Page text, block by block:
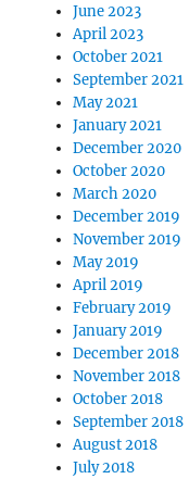
June 2023
April 2023
October 2021
September 2021
May 2021
January 2021
December 2020
October 2020
March 2020
December 2019
November 2019
May 2019
April 2019
February 2019
January 2019
December 2018
November 2018
October 2018
September 2018
August 2018
July 2018